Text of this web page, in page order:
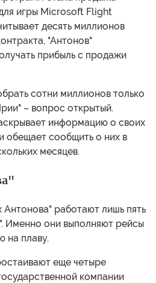
игры Microsoft Flight
десять миллионов
"Антонов"
прибыль с продажи
сотни миллионов только
– вопрос открытый.
информацию о своих
обещает сообщить о них в
месяцев.
Антонова" работают лишь пять
Именно они выполняют рейсы
на плаву.
еще четыре
компании